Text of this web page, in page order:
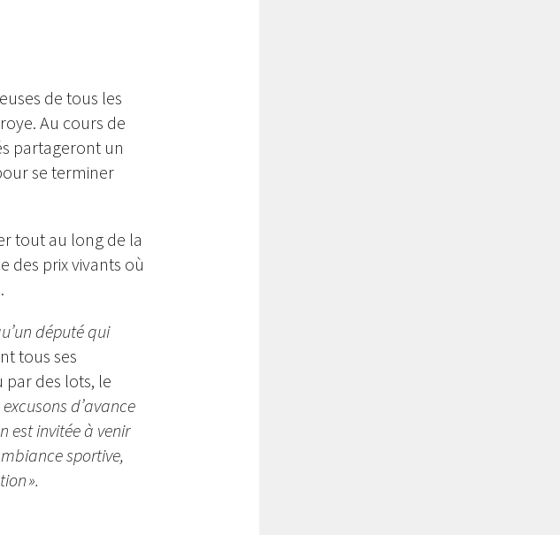
de tous les
Au cours de
partageront un
se terminer
tout au long de la
des prix vivants où
député qui
tous ses
des lots, le
excusons d’avance
est invitée à venir
sportive,
».